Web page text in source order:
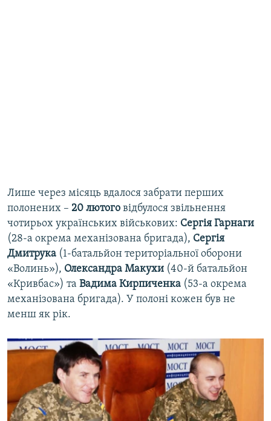
Лише через місяць вдалося забрати перших
полонених – 20 лютого відбулося звільнення
чотирьох українських військових: Сергія Гарнаги
(28-а окрема механізована бригада), Сергія
Дмитрука (1-батальйон територіальної оборони
«Волинь»), Олександра Макухи (40-й батальйон
«Кривбас») та Вадима Кирпиченка (53-а окрема
механізована бригада). У полоні кожен був не
менш як рік.